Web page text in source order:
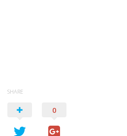
SHARE
0